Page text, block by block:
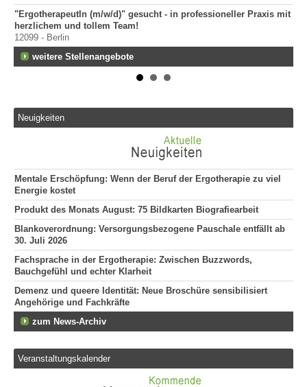
"ErgotherapeutIn (m/w/d)" gesucht - in professioneller Praxis mit
herzlichem und tollem Team!
12099 - Berlin
weitere Stellenangebote
Neuigkeiten
Mentale Erschöpfung: Wenn der Beruf der Ergotherapie zu viel
Energie kostet
Produkt des Monats August: 75 Bildkarten Biografiearbeit
Blankoverordnung: Versorgungsbezogene Pauschale entfällt ab
30. Juli 2026
Fachsprache in der Ergotherapie: Zwischen Buzzwords,
Bauchgefühl und echter Klarheit
Demenz und queere Identität: Neue Broschüre sensibilisiert
Angehörige und Fachkräfte
zum News-Archiv
Veranstaltungskalender